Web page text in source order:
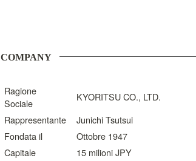
COMPANY
Ragione
Sociale
KYORITSU CO., LTD.
Rappresentante
Junichi Tsutsui
Fondata il
Ottobre 1947
Capitale
15 milioni JPY